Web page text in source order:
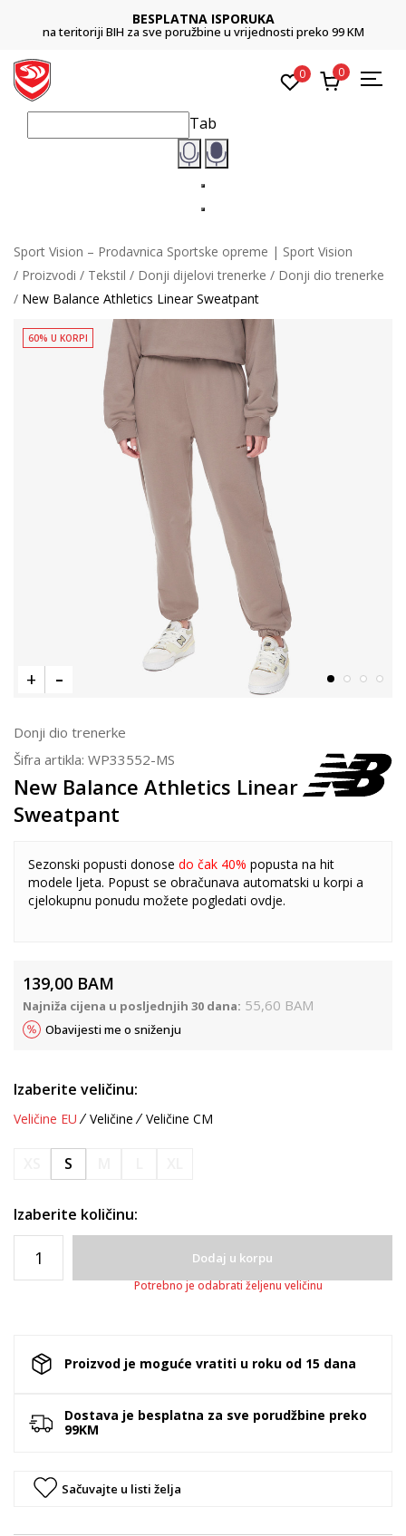
BESPLATNA ISPORUKA
na teritoriji BIH za sve poružbine u vrijednosti preko 99 KM
0 0
Tab
Sport Vision – Prodavnica Sportske opreme | Sport Vision
Proizvodi
Tekstil Donji dijelovi trenerke
Donji dio trenerke
New Balance Athletics Linear Sweatpant
60% U KORPI
Donji dio trenerke
Šifra artikla: WP33552-MS
New Balance Athletics Linear
Sweatpant
Sezonski popusti donose do čak 40% popusta na hit
modele ljeta. Popust se obračunava automatski u korpi a
cjelokupnu ponudu možete pogledati ovdje.
139,00 BAM
Najniža cijena u posljednjih 30 dana: 55,60 BAM
Obavijesti me o sniženju
Izaberite veličinu:
Veličine EU Veličine Veličine CM
S
Izaberite količinu:
Dodaj u korpu
Potrebno je odabrati željenu veličinu
Proizvod je moguće vratiti u roku od 15 dana
Dostava je besplatna za sve porudžbine preko
99KM
Sačuvajte u listi želja